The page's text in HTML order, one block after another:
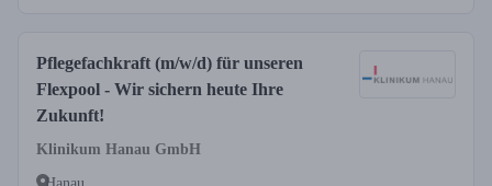
Pflegefachkraft (m/w/d) für unseren
Flexpool - Wir sichern heute Ihre
Zukunft!
Klinikum Hanau GmbH
Hanau